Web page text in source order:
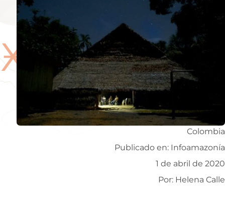
Ӿ
Colombia
Publicado en: Infoamazonía
1 de abril de 2020
Por: Helena Calle